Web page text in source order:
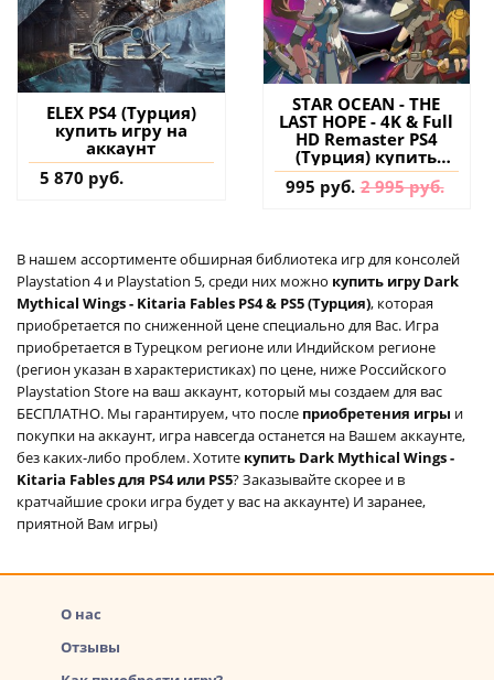
ELEX PS4 (Турция)
купить игру на
аккаунт
5 870 руб.
STAR OCEAN - THE
LAST HOPE - 4K & Full
HD Remaster PS4
(Турция) купить
игру на аккаунт
995 руб. 2 995 руб.
В нашем ассортименте обширная библиотека игр для консолей
Playstation 4 и Playstation 5, среди них можно купить игру Dark
Mythical Wings - Kitaria Fables PS4 & PS5 (Турция), которая
приобретается по сниженной цене специально для Вас. Игра
приобретается в Турецком регионе или Индийском регионе
(регион указан в характеристиках) по цене, ниже Российского
Playstation Store на ваш аккаунт, который мы создаем для вас
БЕСПЛАТНО. Мы гарантируем, что после приобретения игры и
покупки на аккаунт, игра навсегда останется на Вашем аккаунте,
без каких-либо проблем. Хотите купить Dark Mythical Wings -
Kitaria Fables для PS4 или PS5? Заказывайте скорее и в
кратчайшие сроки игра будет у вас на аккаунте) И заранее,
приятной Вам игры)
О нас
Отзывы